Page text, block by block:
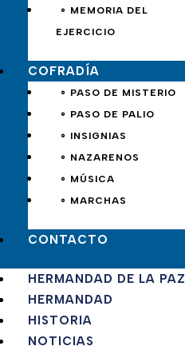
∘ MEMORIA DEL
EJERCICIO
COFRADÍA
∘ PASO DE MISTERIO
∘ PASO DE PALIO
∘ INSIGNIAS
∘ NAZARENOS
∘ MÚSICA
∘ MARCHAS
CONTACTO
HERMANDAD DE LA PAZ
HERMANDAD
HISTORIA
NOTICIAS